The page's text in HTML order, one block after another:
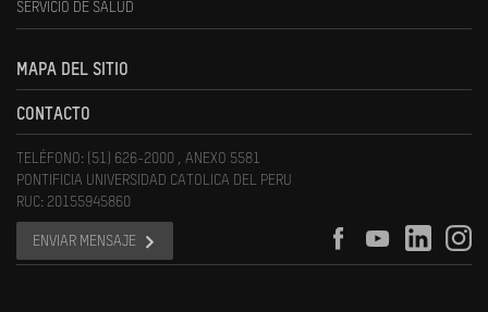
SERVICIO DE SALUD
MAPA DEL SITIO
CONTACTO
TELÉFONO: (51) 626-2000 , ANEXO 5581
PONTIFICIA UNIVERSIDAD CATOLICA DEL PERU
RUC: 20155945860
ENVIAR MENSAJE